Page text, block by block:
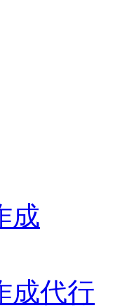
成
成代行